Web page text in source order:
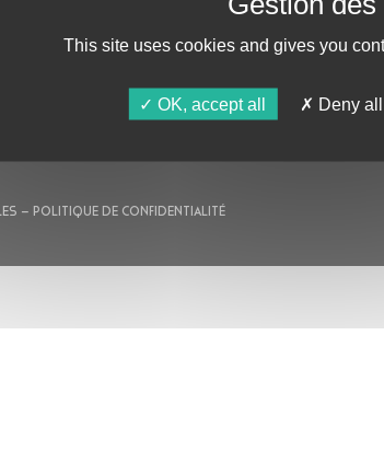
– POLITIQUE DE CONFIDENTIALITÉ
This site uses cookies and gives you
OK, accept all Deny